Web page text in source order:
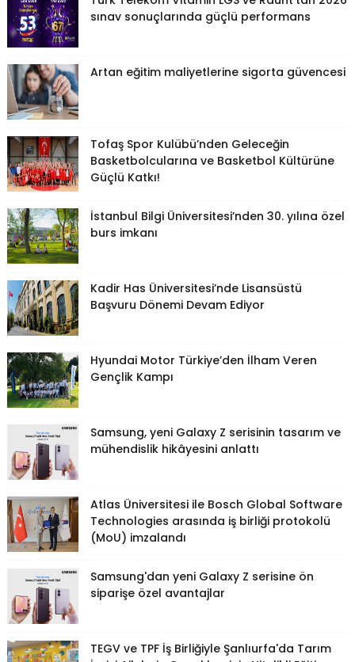
sınav sonuçlarında güçlü performans
Artan eğitim maliyetlerine sigorta güvencesi
Tofaş Spor Kulübü’nden Geleceğin
Basketbolcularına ve Basketbol Kültürüne
Güçlü Katkı!
İstanbul Bilgi Üniversitesi’nden 30. yılına özel
burs imkanı
Kadir Has Üniversitesi’nde Lisansüstü
Başvuru Dönemi Devam Ediyor
Hyundai Motor Türkiye’den İlham Veren
Gençlik Kampı
Samsung, yeni Galaxy Z serisinin tasarım ve
mühendislik hikâyesini anlattı
Atlas Üniversitesi ile Bosch Global Software
Technologies arasında iş birliği protokolü
(MoU) imzalandı
Samsung'dan yeni Galaxy Z serisine ön
siparişe özel avantajlar
TEGV ve TPF İş Birliğiyle Şanlıurfa'da Tarım